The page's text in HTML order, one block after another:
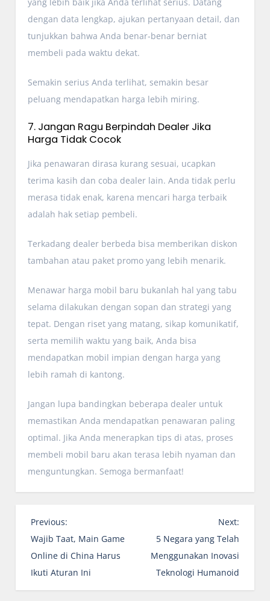
dengan data lengkap, ajukan pertanyaan detail, dan
tunjukkan bahwa Anda benar-benar berniat
membeli pada waktu dekat.
Semakin serius Anda terlihat, semakin besar
peluang mendapatkan harga lebih miring.
7. Jangan Ragu Berpindah Dealer Jika
Harga Tidak Cocok
Jika penawaran dirasa kurang sesuai, ucapkan
terima kasih dan coba dealer lain. Anda tidak perlu
merasa tidak enak, karena mencari harga terbaik
adalah hak setiap pembeli.
Terkadang dealer berbeda bisa memberikan diskon
tambahan atau paket promo yang lebih menarik.
Menawar harga mobil baru bukanlah hal yang tabu
selama dilakukan dengan sopan dan strategi yang
tepat. Dengan riset yang matang, sikap komunikatif,
serta memilih waktu yang baik, Anda bisa
mendapatkan mobil impian dengan harga yang
lebih ramah di kantong.
Jangan lupa bandingkan beberapa dealer untuk
memastikan Anda mendapatkan penawaran paling
optimal. Jika Anda menerapkan tips di atas, proses
membeli mobil baru akan terasa lebih nyaman dan
menguntungkan. Semoga bermanfaat!
P
o
s
t
n
Previous:
Wajib Taat, Main Game
Online di China Harus
Ikuti Aturan Ini
Next:
5 Negara yang Telah
Menggunakan Inovasi
Teknologi Humanoid